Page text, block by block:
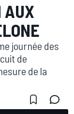
AUX
journée des
de
de la